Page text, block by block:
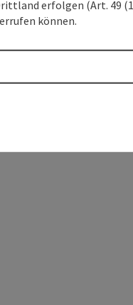
erfolgen (Art. 49
können.